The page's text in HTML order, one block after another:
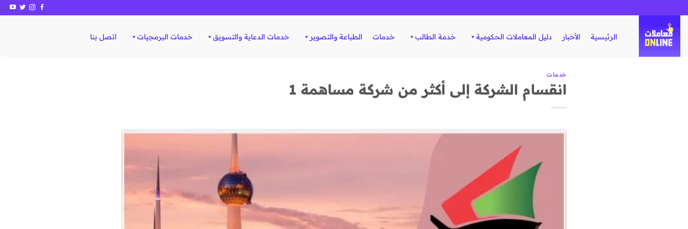
الرئيسية الأخبار دليل المعاملات الحكومية خدمة الطالب خدمات الطباعة والتصوير خدمات الدعاية والتسويق خدمات البرمجيات اتصل بنا
خدمات
انقسام الشركة إلى أكثر من شركة مساهمة 1